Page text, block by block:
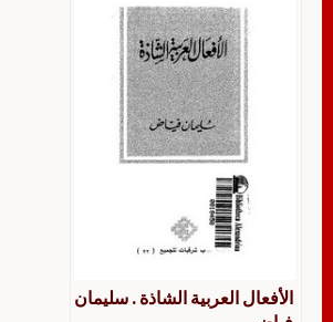
الأفعال العربية الشاذة . سليمان